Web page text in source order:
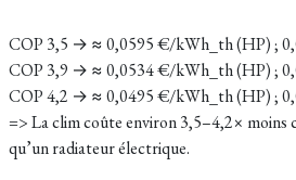
COP 3,5 → ≈ 0,0595 €/kWh_th (HP) ;
COP 3,9 → ≈ 0,0534 €/kWh_th (HP) ;
COP 4,2 → ≈ 0,0495 €/kWh_th (HP) ;
=> La clim coûte environ 3,5–4,2× moins
qu’un radiateur électrique.